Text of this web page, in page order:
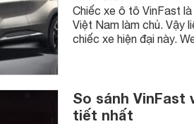
Chiếc xe ô tô VinFast
Việt Nam làm chủ. Vậy
chiếc xe hiện đại này.
So sánh VinFast
tiết nhất